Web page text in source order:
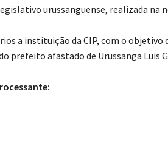
urussanguense, realizada na
a instituição da CIP, com o objetivo
afastado de Urussanga Luis